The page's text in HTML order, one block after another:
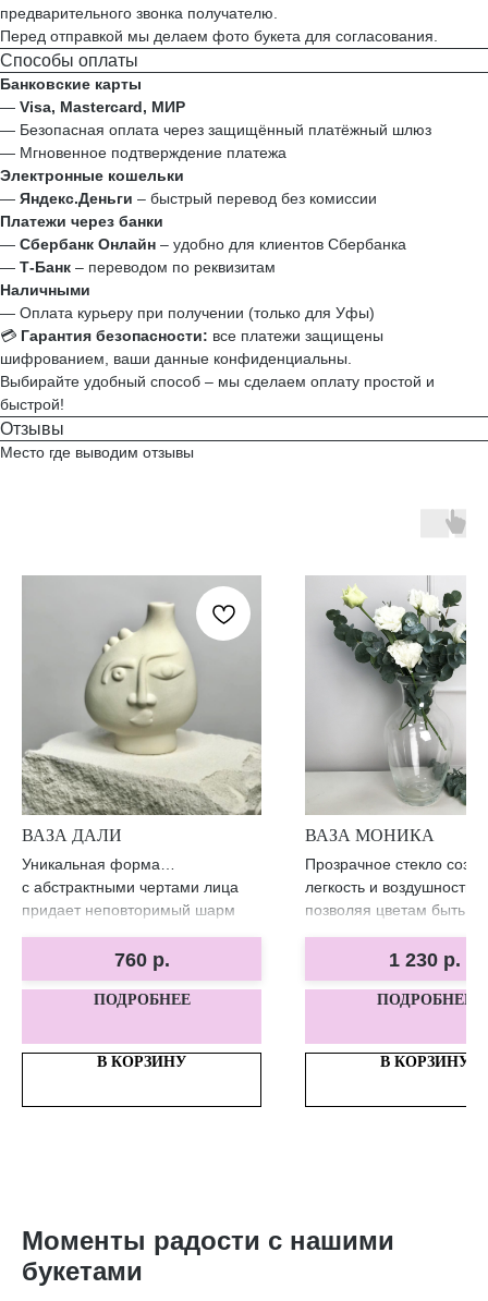
предварительного звонка получателю.
Перед отправкой мы делаем фото букета для согласования.
Способы оплаты
Банковские карты
— Visa, Mastercard, МИР
— Безопасная оплата через защищённый платёжный шлюз
— Мгновенное подтверждение платежа
Электронные кошельки
— Яндекс.Деньги – быстрый перевод без комиссии
Платежи через банки
— Сбербанк Онлайн – удобно для клиентов Сбербанка
— Т‑Банк – переводом по реквизитам
Наличными
— Оплата курьеру при получении (только для Уфы)
💳 Гарантия безопасности: все платежи защищены
шифрованием, ваши данные конфиденциальны.
Выбирайте удобный способ – мы сделаем оплату простой и
быстрой!
Отзывы
Место где выводим отзывы
ВАЗА ДАЛИ
Уникальная форма
с абстрактными чертами лица
придает неповторимый шарм
любому букету.
760 р.
ПОДРОБНЕЕ
В КОРЗИНУ
ВАЗА МОНИКА
Прозрачное стекло
легкость и воздушность,
позволяя цветам быть в
внимания
1 230 р.
ПОДРОБНЕЕ
В КОРЗИНУ
Моменты радости с нашими
букетами